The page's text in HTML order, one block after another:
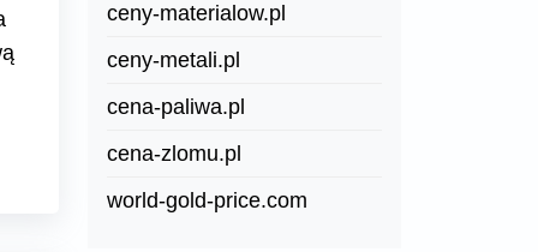
ceny-materialow.pl
ceny-metali.pl
cena-paliwa.pl
cena-zlomu.pl
world-gold-price.com